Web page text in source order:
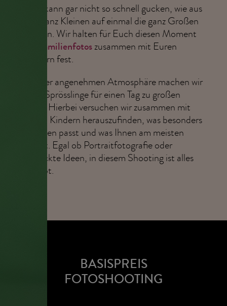
Man kann gar nicht so schnell gucken, wie aus
den ganz Kleinen auf einmal die ganz Großen
werden. Wir halten für Euch diesen Moment
Familienfotoszusammen mit Euren
Kindern fest.
In einer angenehmen Atmosphäre machen wir
Eure Sprösslinge für einen Tag zu großen
Stars. Hierbei versuchen wir zusammen mit
Euren Kindern herauszufinden, was besonders
zu Ihnen passt und was Ihnen am meisten
gefällt. Egal ob Portraitfotografie oder
verrückte Ideen, in diesem Shooting ist alles
erlaubt.
BASISPREIS
FOTOSHOOTING